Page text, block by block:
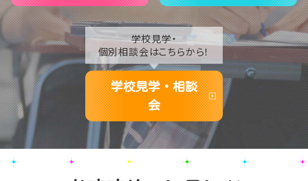
学校見学・
個別相談会はこちらから！
学校見学・相談
会